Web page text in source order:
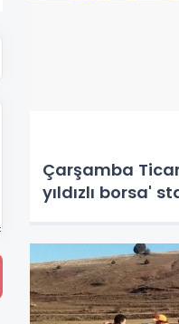
Çarşamba
yıldızlı borsa'